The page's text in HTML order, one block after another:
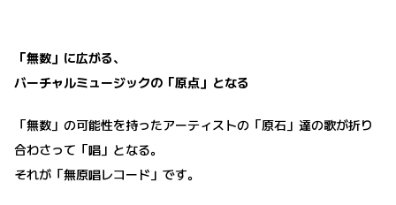
「無数」に広がる、
バーチャルミュージックの「原点」となる
「無数」の可能性を持ったアーティストの「原石」達の歌が折り
合わさって「唱」となる。
それが「無原唱レコード」です。